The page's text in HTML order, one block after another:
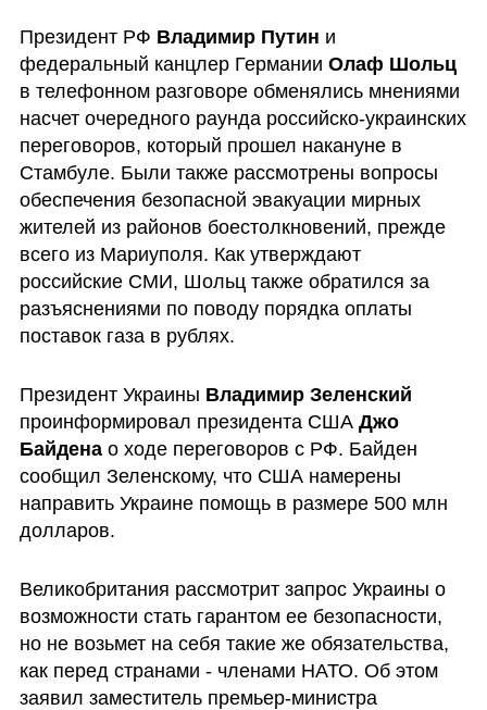
Президент РФ Владимир Путин и
федеральный канцлер Германии Олаф Шольц
в телефонном разговоре обменялись мнениями
насчет очередного раунда российско-украинских
переговоров, который прошел накануне в
Стамбуле. Были также рассмотрены вопросы
обеспечения безопасной эвакуации мирных
жителей из районов боестолкновений, прежде
всего из Мариуполя. Как утверждают
российские СМИ, Шольц также обратился за
разъяснениями по поводу порядка оплаты
поставок газа в рублях.
Президент Украины Владимир Зеленский
проинформировал президента США Джо
Байдена о ходе переговоров с РФ. Байден
сообщил Зеленскому, что США намерены
направить Украине помощь в размере 500 млн
долларов.
Великобритания рассмотрит запрос Украины о
возможности стать гарантом ее безопасности,
но не возьмет на себя такие же обязательства,
как перед странами - членами НАТО. Об этом
заявил заместитель премьер-министра